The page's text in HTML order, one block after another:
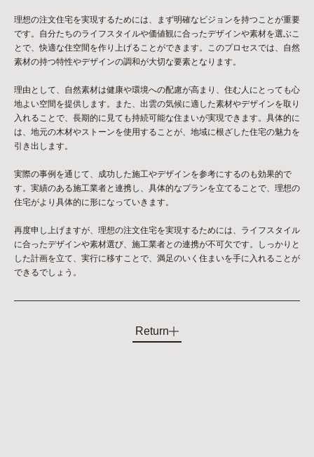
理想の注文住宅を実現するためには、まず明確なビジョンを持つことが重要
です。自分たちのライフスタイルや価値観に合ったデザインや素材を選ぶこ
とで、快適な住空間を作り上げることができます。このプロセスでは、自然
素材の持つ特性やデザインの調和が大切な要素となります。
理由として、自然素材は健康や環境への配慮が高まり、住む人にとっても心
地よい空間を提供します。また、出雲の気候に適した素材やデザインを取り
入れることで、長期的に見ても持続可能な住まいが実現できます。具体的に
は、地元の木材やストーンを使用することが、地域に根ざした住宅の魅力を
引き出します。
実際の事例を通じて、成功した施工やデザインを参考にするのも効果的で
す。実績のある施工業者と連携し、具体的なプランを立てることで、理想の
住宅がより具体的に形になっていきます。
再度申し上げますが、理想の注文住宅を実現するためには、ライフスタイル
に合ったデザインや素材選び、施工業者との連携が不可欠です。しっかりと
した計画を立て、実行に移すことで、満足のいく住まいを手に入れることが
できるでしょう。
Return